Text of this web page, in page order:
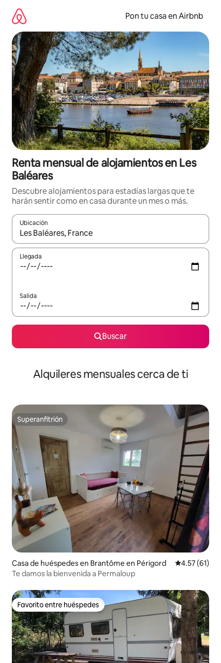
contenido
Pon tu casa en Airbnb
Renta mensual de alojamientos en Les
Baléares
Descubre alojamientos para estadías largas que te
harán sentir como en casa durante un mes o más.
Ubicación
Cuando los resultados estén disponibles, navega con las
Llegada
Salida
Buscar
Alquileres mensuales cerca de ti
Superanfitrión
Superanfitrión
Casa de huéspedes en Brantôme en Périgord Calificación
4.57 (61)
Te damos la bienvenida a Permaloup
Favorito entre huéspedes
Favorito entre huéspedes